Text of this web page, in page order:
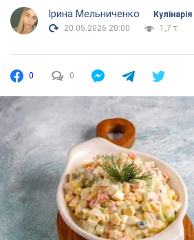
Ірина Мельниченко
Кулінарія
20.05.2026 20:00
1,7 т.
0 0